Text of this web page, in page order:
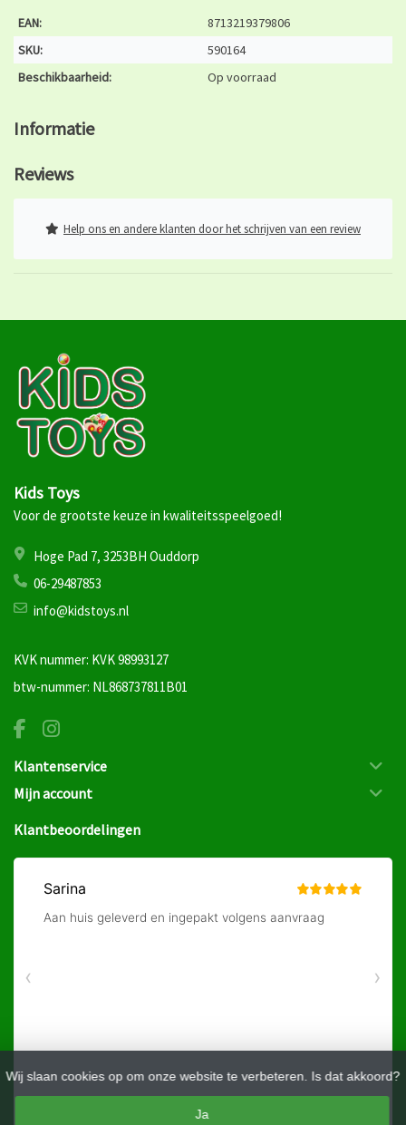
Wij slaan cookies op om onze website te verbeteren. Is dat akkoord?
Ja
EAN:
8713219379806
SKU:
590164
Beschikbaarheid:
Op voorraad
Informatie
Reviews
Help ons en andere klanten door het schrijven van een review
Kids Toys
Voor de grootste keuze in kwaliteitsspeelgoed!
Hoge Pad 7, 3253BH Ouddorp
06-29487853
info@kidstoys.nl
KVK nummer: KVK 98993127
btw-nummer: NL868737811B01
Klantenservice
Mijn account
Klantbeoordelingen